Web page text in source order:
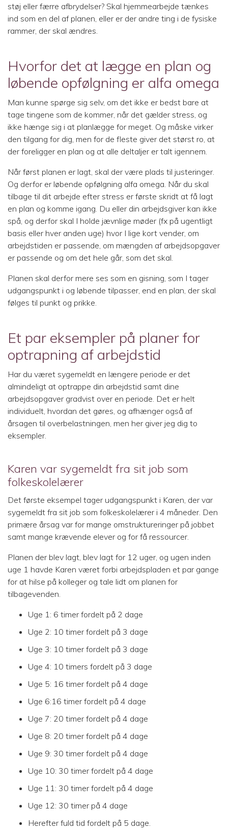
støj eller færre afbrydelser? Skal hjemmearbejde tænkes
ind som en del af planen, eller er der andre ting i de fysiske
rammer, der skal ændres.
Hvorfor det at lægge en plan og
løbende opfølgning er alfa omega
Man kunne spørge sig selv, om det ikke er bedst bare at
tage tingene som de kommer, når det gælder stress, og
ikke hænge sig i at planlægge for meget. Og måske virker
den tilgang for dig, men for de fleste giver det størst ro, at
der foreligger en plan og at alle deltaljer er talt igennem.
Når først planen er lagt, skal der være plads til justeringer.
Og derfor er løbende opfølgning alfa omega. Når du skal
tilbage til dit arbejde efter stress er første skridt at få lagt
en plan og komme igang. Du eller din arbejdsgiver kan ikke
spå, og derfor skal I holde jævnlige møder (fx på ugentligt
basis eller hver anden uge) hvor I lige kort vender, om
arbejdstiden er passende, om mængden af arbejdsopgaver
er passende og om det hele går, som det skal.
Planen skal derfor mere ses som en gisning, som I tager
udgangspunkt i og løbende tilpasser, end en plan, der skal
følges til punkt og prikke.
Et par eksempler på planer for
optrapning af arbejdstid
Har du været sygemeldt en længere periode er det
almindeligt at optrappe din arbejdstid samt dine
arbejdsopgaver gradvist over en periode. Det er helt
individuelt, hvordan det gøres, og afhænger også af
årsagen til overbelastningen, men her giver jeg dig to
eksempler.
Karen var sygemeldt fra sit job som
folkeskolelærer
Det første eksempel tager udgangspunkt i Karen, der var
sygemeldt fra sit job som folkeskolelærer i 4 måneder. Den
primære årsag var for mange omstruktureringer på jobbet
samt mange krævende elever og for få ressourcer.
Planen der blev lagt, blev lagt for 12 uger, og ugen inden
uge 1 havde Karen været forbi arbejdspladen et par gange
for at hilse på kolleger og tale lidt om planen for
tilbagevenden.
Uge 1: 6 timer fordelt på 2 dage
Uge 2: 10 timer fordelt på 3 dage
Uge 3: 10 timer fordelt på 3 dage
Uge 4: 10 timers fordelt på 3 dage
Uge 5: 16 timer fordelt på 4 dage
Uge 6:16 timer fordelt på 4 dage
Uge 7: 20 timer fordelt på 4 dage
Uge 8: 20 timer fordelt på 4 dage
Uge 9: 30 timer fordelt på 4 dage
Uge 10: 30 timer fordelt på 4 dage
Uge 11: 30 timer fordelt på 4 dage
Uge 12: 30 timer på 4 dage
Herefter fuld tid fordelt på 5 dage.